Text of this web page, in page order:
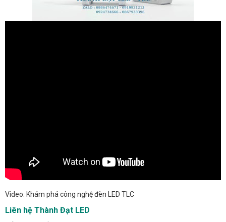
Video: Khám phá công nghệ đèn LED TLC
Liên hệ Thành Đạt LED